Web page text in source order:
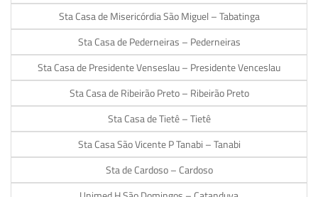
Sta Casa de Misericórdia São Miguel – Tabatinga
Sta Casa de Pederneiras – Pederneiras
Sta Casa de Presidente Venseslau – Presidente Venceslau
Sta Casa de Ribeirão Preto – Ribeirão Preto
Sta Casa de Tietê – Tietê
Sta Casa São Vicente P Tanabi – Tanabi
Sta de Cardoso – Cardoso